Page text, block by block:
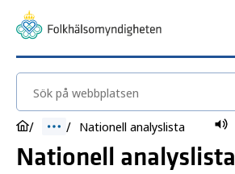
Sök på webbplatsen
Nationell analyslista
Nationell analyslista